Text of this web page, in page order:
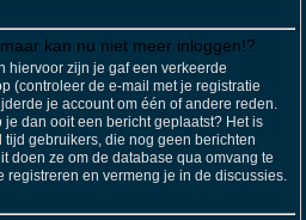
kan nu niet meer inloggen!?
hiervoor zijn je gaf een verkeerde
(controleer de e-mail met je registratie
je account om één of andere reden.
je dan ooit een bericht geplaatst? Het is
gebruikers, die nog geen berichten
doen ze om de database qua omvang te
registreren en vermeng je in de discussies.